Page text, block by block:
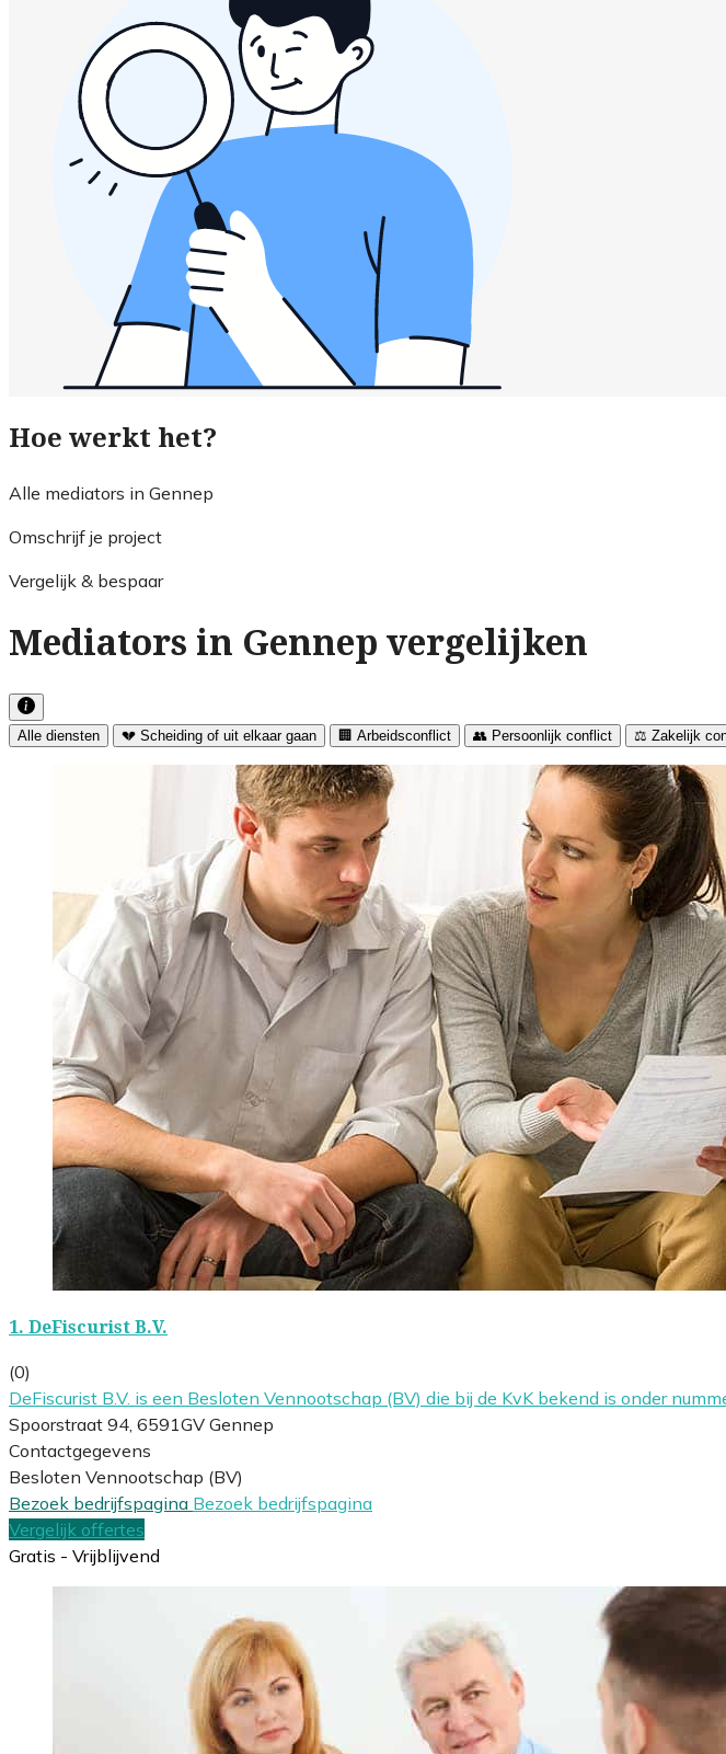
Hoe werkt het?
Alle mediators in Gennep
Omschrijf je project
Vergelijk & bespaar
Mediators in Gennep vergelijken
Alle diensten 💔 Scheiding of uit elkaar gaan 🏢 Arbeidsconflict 👥 Persoonlijk conflict ⚖️ Zakelijk
1. DeFiscurist B.V.
(0)
DeFiscurist B.V. is een Besloten Vennootschap (BV) die bij de KvK bekend is onder
Spoorstraat 94, 6591GV Gennep
Contactgegevens
Besloten Vennootschap (BV)
Bezoek bedrijfspagina Bezoek bedrijfspagina
Vergelijk offertes
Gratis - Vrijblijvend